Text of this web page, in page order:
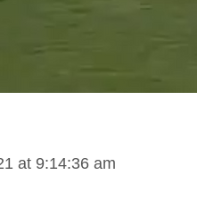
at 9:14:36 am